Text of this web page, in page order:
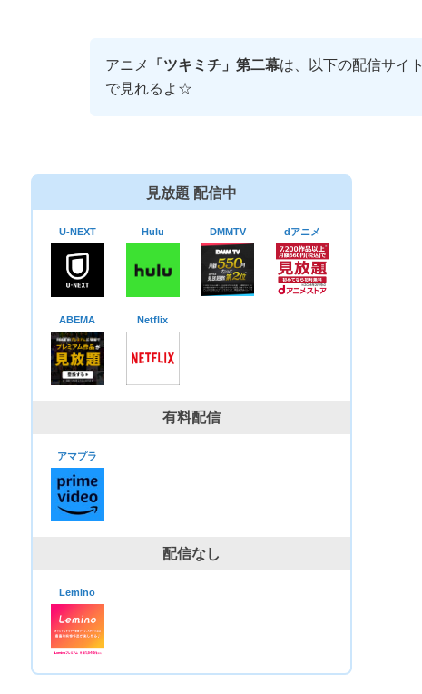
アニメ 「ツキミチ」第二幕は、以下の配信サイト
で見れるよ☆
見放題 配信中
U-NEXT Hulu DMMTV dアニメ
ABEMA Netflix
有料配信
アマプラ
配信なし
Lemino